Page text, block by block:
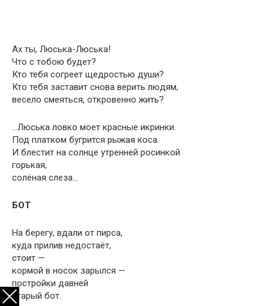
Ах ты, Люська-Люська!
Что с тобою будет?
Кто тебя согреет щедростью души?
Кто тебя заставит снова верить людям,
весело смеяться, откровенно жить?
…Люська ловко моет красные икринки.
Под платком бугрится рыжая коса.
И блестит на солнце утренней росинкой
горькая,
солёная слеза…
БОТ
На берегу, вдали от пирса,
куда прилив недостаёт,
стоит —
кормой в носок зарылся —
постройки давней
старый бот.